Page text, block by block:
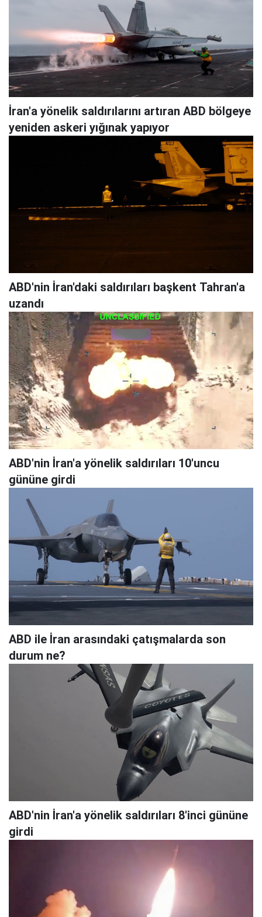
İran'a yönelik saldırılarını artıran ABD bölgeye
yeniden askeri yığınak yapıyor
ABD'nin İran'daki saldırıları başkent Tahran'a
uzandı
ABD'nin İran'a yönelik saldırıları 10'uncu
gününe girdi
ABD ile İran arasındaki çatışmalarda son
durum ne?
ABD'nin İran'a yönelik saldırıları 8'inci gününe
girdi